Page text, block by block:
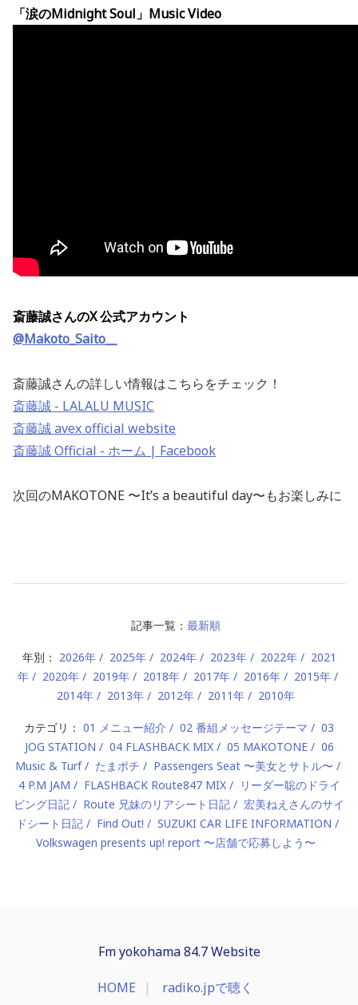
「涙のMidnight Soul」Music Video
斎藤誠さんのX 公式アカウント
@Makoto_Saito__
斎藤誠さんの詳しい情報はこちらをチェック！
斎藤誠 - LALALU MUSIC
斎藤誠 avex official website
斎藤誠 Official - ホーム | Facebook
次回のMAKOTONE 〜It’s a beautiful day〜もお楽しみに
記事一覧： 最新順
年別： 2026年 2025年 2024年 2023年 2022年
2021
年
2020年 2019年 2018年 2017年 2016年
2015年
2014年
2013年 2012年 2011年 2010年
カテゴリ： 01 メニュー紹介 02 番組メッセージテーマ
03
JOG STATION
04 FLASHBACK MIX 05 MAKOTONE
06
Music & Turf
たまポチ
Passengers Seat 〜美女とサトル〜
4 P.M JAM
FLASHBACK Route847 MIX
リーダー聡のドライ
ビング日記
Route 兄妹のリアシート日記
宏美ねえさんのサイ
ドシート日記
Find Out!
SUZUKI CAR LIFE INFORMATION
Volkswagen presents up! report 〜店舗で応募しよう〜
Fm yokohama 84.7 Website
HOME radiko.jpで聴く